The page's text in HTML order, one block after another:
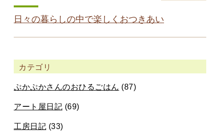
日々の暮らしの中で楽しくおつきあい
カテゴリ
ぷかぷかさんのおひるごはん (87)
アート屋日記 (69)
工房日記 (33)